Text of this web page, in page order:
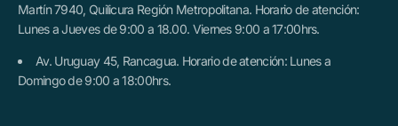
Martín 7940, Quilicura Región Metropolitana. Horario de atención:
Lunes a Jueves de 9:00 a 18.00. Viernes 9:00 a 17:00hrs.
Av. Uruguay 45, Rancagua. Horario de atención: Lunes a
Domingo de 9:00 a 18:00hrs.